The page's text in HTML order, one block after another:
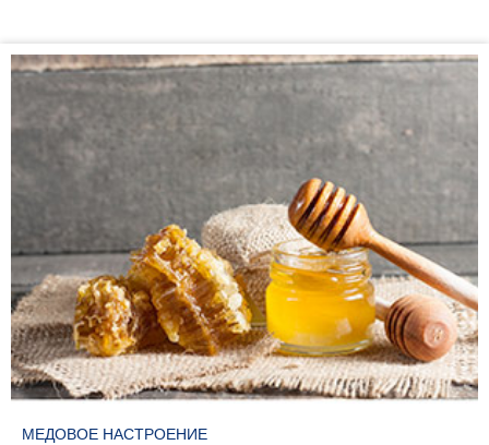
МЕДОВОЕ НАСТРОЕНИЕ